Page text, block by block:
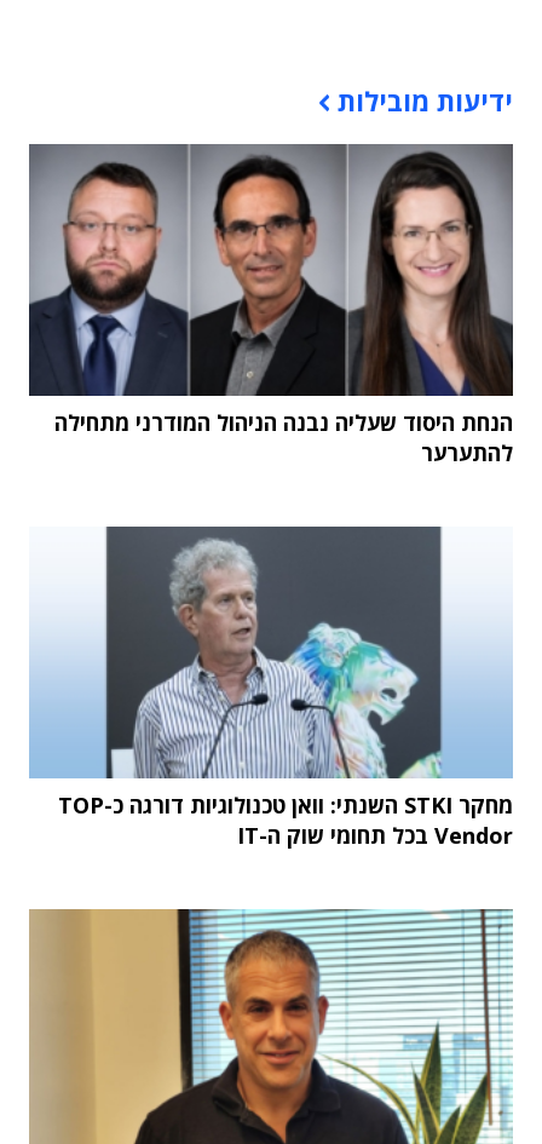
ידיעות מובילות
הנחת היסוד שעליה נבנה הניהול המודרני מתחילה
להתערער
מחקר STKI השנתי: וואן טכנולוגיות דורגה כ-TOP
Vendor בכל תחומי שוק ה-IT